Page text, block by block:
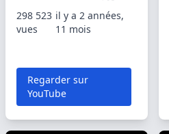
298 523
vues
il y a 2 années,
11 mois
Regarder sur
YouTube